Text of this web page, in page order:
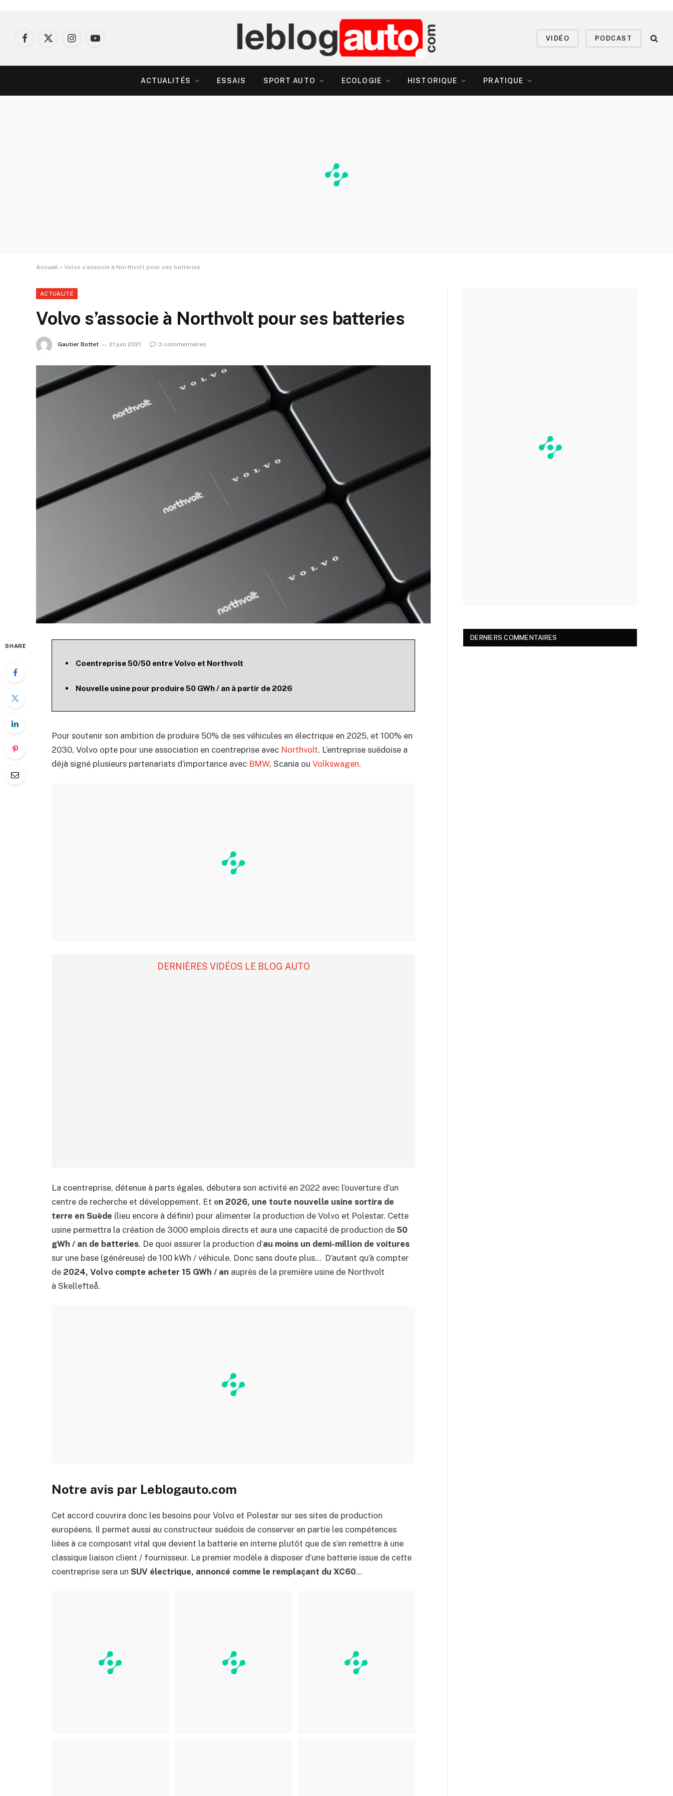
Facebook
X
InstagramYouTube
VIDÉO PODCAST
ACTUALITÉS ESSAIS SPORT AUTO ECOLOGIE HISTORIQUE PRATIQUE
Accueil » Volvo s’associe à Northvolt pour ses batteries
ACTUALITÉ
Volvo s’associe à Northvolt pour ses batteries
Gautier Bottet 21 juin 2021 3 commentaires
SHARE
Coentreprise 50/50 entre Volvo et Northvolt
Nouvelle usine pour produire 50 GWh / an à partir de 2026
Pour soutenir son ambition de produire 50% de ses véhicules en électrique en 2025, et 100% en
2030, Volvo opte pour une association en coentreprise avec Northvolt. L’entreprise suédoise a
déjà signé plusieurs partenariats d’importance avec BMW, Scania ou Volkswagen.
DERNIÈRES VIDÉOS LE BLOG AUTO
La coentreprise, détenue à parts égales, débutera son activité en 2022 avec l’ouverture d’un
centre de recherche et développement. Et en 2026, une toute nouvelle usine sortira de
terre en Suède (lieu encore à définir) pour alimenter la production de Volvo et Polestar. Cette
usine permettra la création de 3000 emplois directs et aura une capacité de production de 50
gWh / an de batteries. De quoi assurer la production d’au moins un demi-million de voitures
sur une base (généreuse) de 100 kWh / véhicule. Donc sans doute plus… D’autant qu’à compter
de 2024, Volvo compte acheter 15 GWh / an auprès de la première usine de Northvolt
à Skellefteå.
Notre avis par Leblogauto.com
Cet accord couvrira donc les besoins pour Volvo et Polestar sur ses sites de production
européens. Il permet aussi au constructeur suédois de conserver en partie les compétences
liées à ce composant vital que devient la batterie en interne plutôt que de s’en remettre à une
classique liaison client / fournisseur. Le premier modèle à disposer d’une batterie issue de cette
coentreprise sera un SUV électrique, annoncé comme le remplaçant du XC60…
DERNIERS COMMENTAIRES